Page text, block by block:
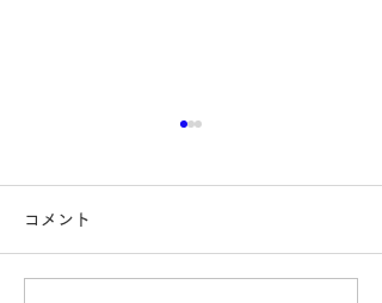
コメント